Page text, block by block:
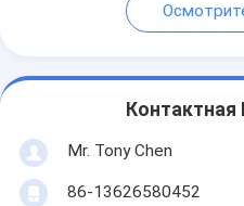
Mr. Tony Chen
86-13626580452